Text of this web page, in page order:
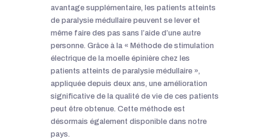
avantage supplémentaire, les patients atteints
de paralysie médullaire peuvent se lever et
même faire des pas sans l’aide d’une autre
personne. Grâce à la « Méthode de stimulation
électrique de la moelle épinière chez les
patients atteints de paralysie médullaire »,
appliquée depuis deux ans, une amélioration
significative de la qualité de vie de ces patients
peut être obtenue. Cette méthode est
désormais également disponible dans notre
pays.